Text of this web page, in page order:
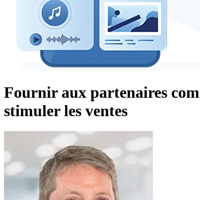
Fournir aux partenaires
stimuler les ventes